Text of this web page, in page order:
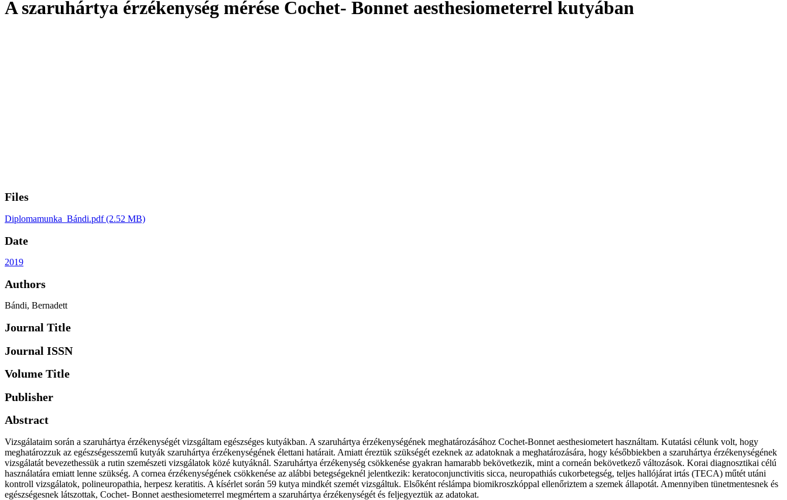
A szaruhártya érzékenység mérése Cochet- Bonnet aesthesiometerrel kutyában
Files
Diplomamunka_Bándi.pdf(2.52 MB)
Date
2019
Authors
Bándi, Bernadett
Journal Title
Journal ISSN
Volume Title
Publisher
Abstract
Vizsgálataim során a szaruhártya érzékenységét vizsgáltam egészséges kutyákban. A szaruhártya érzékenységének meghatározásához Cochet-Bonnet aesthesiometert használtam. Kutatási célunk volt, hogy
meghatározzuk az egészségesszemű kutyák szaruhártya érzékenységének élettani határait. Amiatt éreztük szükségét ezeknek az adatoknak a meghatározására, hogy későbbiekben a szaruhártya érzékenységének
vizsgálatát bevezethessük a rutin szemészeti vizsgálatok közé kutyáknál. Szaruhártya érzékenység csökkenése gyakran hamarabb bekövetkezik, mint a corneán bekövetkező változások. Korai diagnosztikai célú
használatára emiatt lenne szükség. A cornea érzékenységének csökkenése az alábbi betegségeknél jelentkezik: keratoconjunctivitis sicca, neuropathiás cukorbetegség, teljes hallójárat irtás (TECA) műtét utáni
kontroll vizsgálatok, polineuropathia, herpesz keratitis. A kísérlet során 59 kutya mindkét szemét vizsgáltuk. Elsőként réslámpa biomikroszkóppal ellenőriztem a szemek állapotát. Amennyiben tünetmentesnek és
egészségesnek látszottak, Cochet- Bonnet aesthesiometerrel megmértem a szaruhártya érzékenységét és feljegyeztük az adatokat.